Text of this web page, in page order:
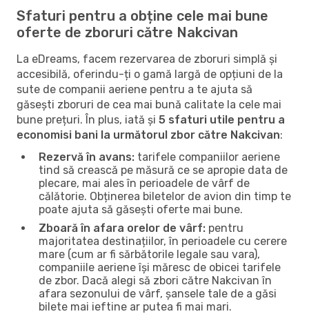
Sfaturi pentru a obține cele mai bune
oferte de zboruri către Nakcivan
La eDreams, facem rezervarea de zboruri simplă și
accesibilă, oferindu-ți o gamă largă de opțiuni de la
sute de companii aeriene pentru a te ajuta să
găsești zboruri de cea mai bună calitate la cele mai
bune prețuri. În plus, iată și 5 sfaturi utile pentru a
economisi bani la următorul zbor către Nakcivan:
Rezervă în avans: tarifele companiilor aeriene
tind să crească pe măsură ce se apropie data de
plecare, mai ales în perioadele de vârf de
călătorie. Obținerea biletelor de avion din timp te
poate ajuta să găsești oferte mai bune.
Zboară în afara orelor de vârf: pentru
majoritatea destinațiilor, în perioadele cu cerere
mare (cum ar fi sărbătorile legale sau vara),
companiile aeriene își măresc de obicei tarifele
de zbor. Dacă alegi să zbori către Nakcivan în
afara sezonului de vârf, șansele tale de a găsi
bilete mai ieftine ar putea fi mai mari.